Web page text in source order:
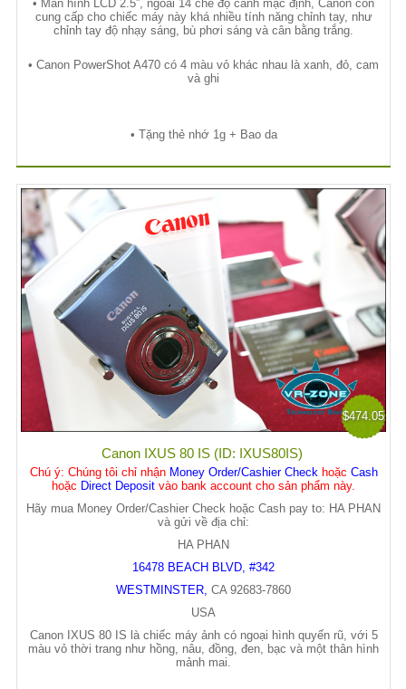
• Màn hình LCD 2.5”, ngoài 14 chế độ cảnh mặc định, Canon còn
cung cấp cho chiếc máy này khá nhiều tính năng chỉnh tay, như
chỉnh tay độ nhạy sáng, bù phơi sáng và cân bằng trắng.
• Canon PowerShot A470 có 4 màu vỏ khác nhau là xanh, đỏ , cam
và ghi
• Tặng thẻnhớ 1g + Bao da
$474.05
Canon IXUS 80 IS (ID: IXUS80IS)
Chú ý: Chúng tôi chỉ nhận Money Order/Cashier Checkhoặc Cash
hoặc Direct Deposit vào bank account cho sản phẩm này.
Hãy mua Money Order/Cashier Check hoặc Cash pay to: HA PHAN
và gửi về địa chỉ:
HA PHAN
16478 BEACH BLVD, #342
WESTMINSTER, CA 92683-7860
USA
Canon IXUS 80 IS là chiếc máy ảnh có ngoại hình quyến rũ, với 5
màu vỏ thời trang như hồng, nâu, đồng, đen, bạc và một thân hình
mảnh mai.